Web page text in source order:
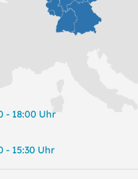
- 18:00 Uhr
- 15:30 Uhr